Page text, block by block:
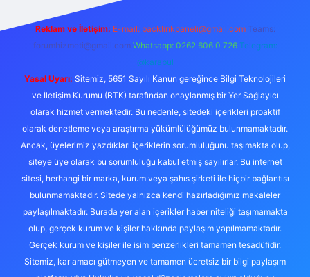
Reklam ve İletişim: E-mail: backlinkpaneli@gmail.com Teams:
forumhizmeti@gmail.com Whatsapp: 0262 606 0 726 Telegram:
@karabul
Yasal Uyarı: Sitemiz, 5651 Sayılı Kanun gereğince Bilgi Teknolojileri
ve İletişim Kurumu (BTK) tarafından onaylanmış bir Yer Sağlayıcı
olarak hizmet vermektedir. Bu nedenle, sitedeki içerikleri proaktif
olarak denetleme veya araştırma yükümlülüğümüz bulunmamaktadır.
Ancak, üyelerimiz yazdıkları içeriklerin sorumluluğunu taşımakta olup,
siteye üye olarak bu sorumluluğu kabul etmiş sayılırlar. Bu internet
sitesi, herhangi bir marka, kurum veya şahıs şirketi ile hiçbir bağlantısı
bulunmamaktadır. Sitede yalnızca kendi hazırladığımız makaleler
paylaşılmaktadır. Burada yer alan içerikler haber niteliği taşımamakta
olup, gerçek kurum ve kişiler hakkında paylaşım yapılmamaktadır.
Gerçek kurum ve kişiler ile isim benzerlikleri tamamen tesadüfidir.
Sitemiz, kar amacı gütmeyen ve tamamen ücretsiz bir bilgi paylaşım